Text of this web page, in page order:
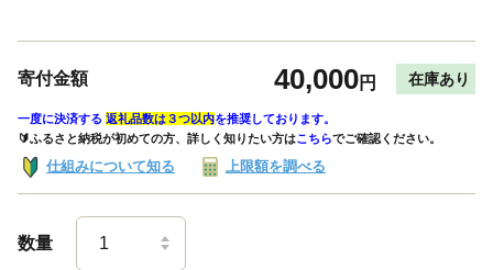
寄付金額 40,000円 在庫あり
一度に決済する 返礼品数は３つ以内を推奨しております。
🔰ふるさと納税が初めての方、詳しく知りたい方はこちらでご確認ください。
仕組みについて知る 上限額を調べる
数量